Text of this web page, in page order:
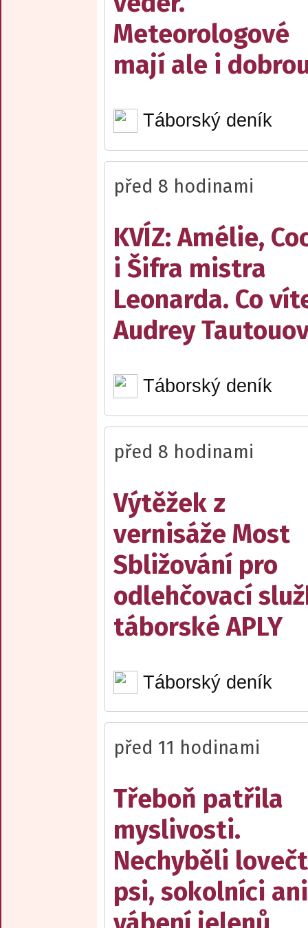
Meteorologové
mají ale i
Táborský deník
před 8 hodinami
KVÍZ: Amélie,
i Šifra mistra
Leonarda. Co
Audrey
Táborský deník
před 8 hodinami
Výtěžek z
vernisáže Most
Sbližování pro
odlehčovací
táborské APLY
Táborský deník
před 11 hodinami
Třeboň patřila
myslivosti.
Nechyběli
psi, sokolníci ani